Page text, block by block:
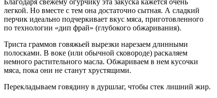
Благодаря свежему огурчику эта закуска кажется очень
легкой. Но вместе с тем она достаточно сытная. А сладкий
перчик идеально подчеркивает вкус мяса, приготовленного
по технологии «дип фрай» (глубокого обжаривания).
Триста граммов говяжьей вырезки нарезаем длинными
полосками. В воке (или обычной сковороде) раскаляем
немного растительного масла. Обжариваем в нем кусочки
мяса, пока они не станут хрустящими.
Перекладываем говядину в дуршлаг, чтобы стек лишний жир.